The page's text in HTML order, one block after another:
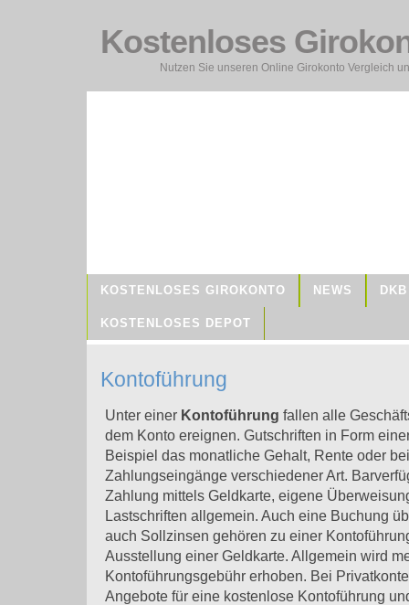
Kostenloses
Nutzen Sie unseren Online Girokonto Vergleich
KOSTENLOSES GIROKONTO NEWS
KOSTENLOSES DEPOT
Kontoführung
Unter einer Kontoführung fallen alle
dem Konto ereignen. Gutschriften in Form
Beispiel das monatliche Gehalt, Rente oder
Zahlungseingänge verschiedener Art.
Zahlung mittels Geldkarte, eigene
Lastschriften allgemein. Auch eine Buchung
auch Sollzinsen gehören zu einer
Ausstellung einer Geldkarte. Allgemein wird
Kontoführungsgebühr erhoben. Bei
Angebote für eine kostenlose Kontoführung